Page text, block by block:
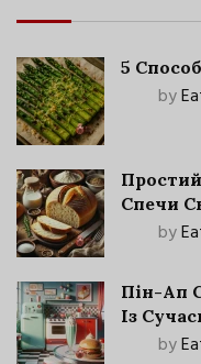
5
by
Спечи
by
Пін-Ап
Із
by